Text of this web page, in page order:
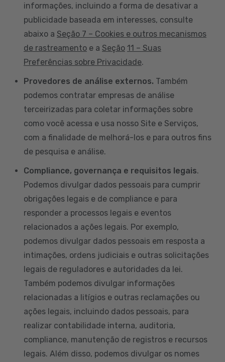
informações, incluindo a forma de desativar a
publicidade baseada em interesses, consulte
abaixo a Seção 7 – Cookies e outros mecanismos
de rastreamento e a Seção 11 – Suas
Preferências sobre Privacidade.
Provedores de análise externos. Também
podemos contratar empresas de análise
terceirizadas para coletar informações sobre
como você acessa e usa nosso Site e Serviços,
com a finalidade de melhorá-los e para outros fins
de pesquisa e análise.
Compliance, governança e requisitos legais.
Podemos divulgar dados pessoais para cumprir
obrigações legais e de compliance e para
responder a processos legais e eventos
relacionados a ações legais. Por exemplo,
podemos divulgar dados pessoais em resposta a
intimações, ordens judiciais e outras solicitações
legais de reguladores e autoridades da lei.
Também podemos divulgar informações
relacionadas a litígios e outras reclamações ou
ações legais, incluindo dados pessoais, para
realizar contabilidade interna, auditoria,
compliance, manutenção de registros e recursos
legais. Além disso, podemos divulgar os nomes